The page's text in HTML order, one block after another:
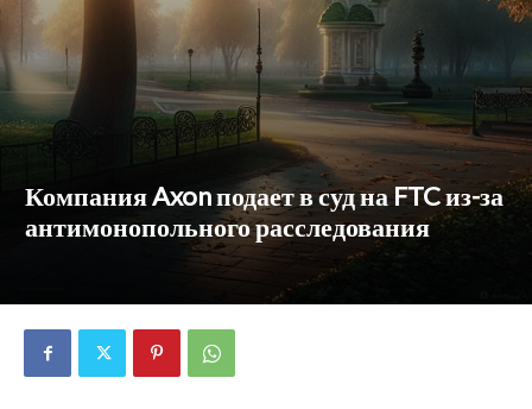
Компания Axon подает в суд на FTC из-за
антимонопольного расследования